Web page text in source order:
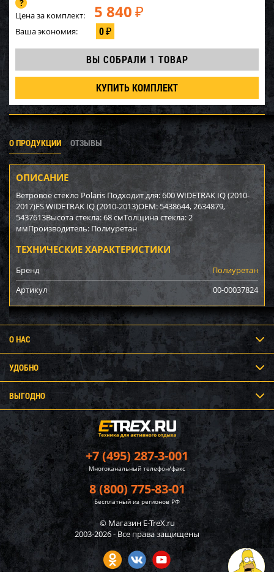
Цена за комплект: 5 840 ₽
Ваша экономия: 0₽
ВЫ СОБРАЛИ 1 ТОВАР
КУПИТЬ КОМПЛЕКТ
О ПРОДУКЦИИ ОТЗЫВЫ
ОПИСАНИЕ
Ветровое стекло Polaris Подходит для: 600 WIDETRAK IQ (2010-
2017)FS WIDETRAK IQ (2010-2013)OEM: 5438644, 2634879,
5437613Высота стекла: 68 смТолщина стекла: 2
ммПроизводитель: Полиуретан
ТЕХНИЧЕСКИЕ ХАРАКТЕРИСТИКИ
Бренд
Полиуретан
Артикул
00-00037824
+7 (495) 287-3-001
Многоканальный телефон/факс
8 (800) 775-83-01
Бесплатный из регионов РФ
© Магазин E-TreX.ru
2003-2026 - Все права защищены
О НАС
УДОБНО
ВЫГОДНО